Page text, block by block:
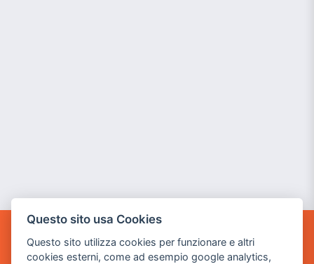
POWER GAME SRL
Questo sito usa Cookies
Questo sito utilizza cookies per funzionare e altri
cookies esterni, come ad esempio google analytics,